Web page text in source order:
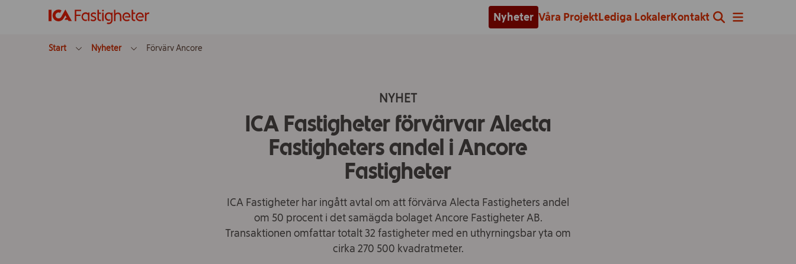
Nyheter Våra ProjektLediga LokalerKontakt
Start Nyheter Förvärv Ancore
NYHET
ICA Fastigheter förvärvar Alecta
Fastigheters andel i Ancore
Fastigheter
ICA Fastigheter har ingått avtal om att förvärva Alecta Fastigheters andel
om 50 procent i det samägda bolaget Ancore Fastigheter AB.
Transaktionen omfattar totalt 32 fastigheter med en uthyrningsbar yta om
cirka 270 500 kvadratmeter.